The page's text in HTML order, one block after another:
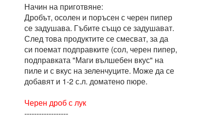
Начин на приготвяне:
Дробът, осолен и поръсен с черен пипер
се задушава. Гъбите също се задушават.
След това продуктите се смесват, за да
си поемат подправките (сол, черен пипер,
подправката "Маги вълшебен вкус" на
пиле и с вкус на зеленчуците. Може да се
добавят и 1-2 с.л. доматено пюре.
Черен дроб с лук
------------------